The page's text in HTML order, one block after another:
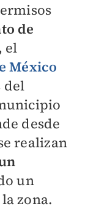
de
el
México
del
desde
realizan
un
zona.